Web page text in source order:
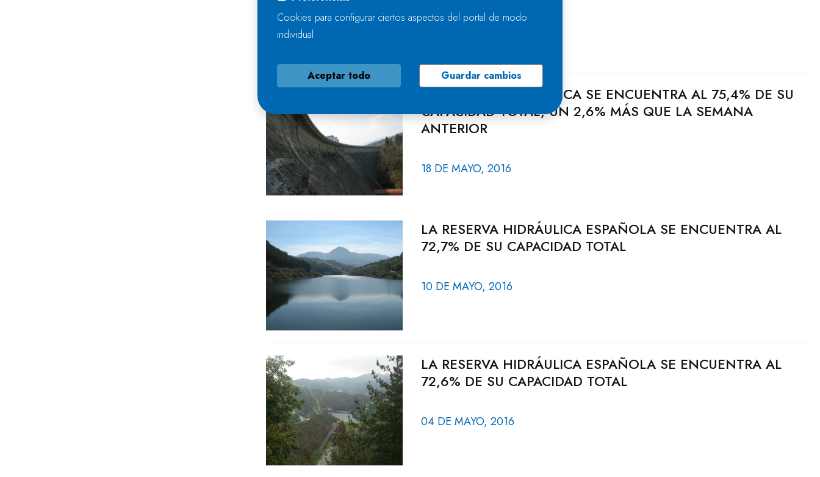
24 DE MAYO, 2016
LA RESERVA HIDRÁULICA SE ENCUENTRA AL 75,4% DE SU
CAPACIDAD TOTAL, UN 2,6% MÁS QUE LA SEMANA
ANTERIOR
18 DE MAYO, 2016
LA RESERVA HIDRÁULICA ESPAÑOLA SE ENCUENTRA AL
72,7% DE SU CAPACIDAD TOTAL
10 DE MAYO, 2016
LA RESERVA HIDRÁULICA ESPAÑOLA SE ENCUENTRA AL
72,6% DE SU CAPACIDAD TOTAL
04 DE MAYO, 2016
Cookies para configurar ciertos aspectos del portal de modo
individual
Aceptar todo Guardar cambios